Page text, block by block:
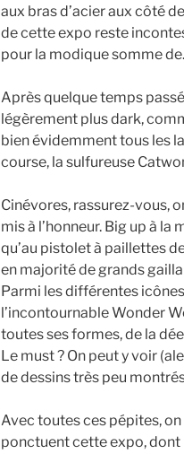
aux bras d’acier aux côté
de cette expo reste
pour la modique somme
Après quelque temps
légèrement plus dark,
bien évidemment tous les
course, la sulfureuse
Cinévores, rassurez-vous,
mis à l’honneur. Big up à la
qu’au pistolet à paillettes
en majorité de grands
Parmi les différentes
l’incontournable Wonder
toutes ses formes, de la
Le must ? On peut y voir
de dessins très peu
Avec toutes ces pépites,
ponctuent cette expo, dont